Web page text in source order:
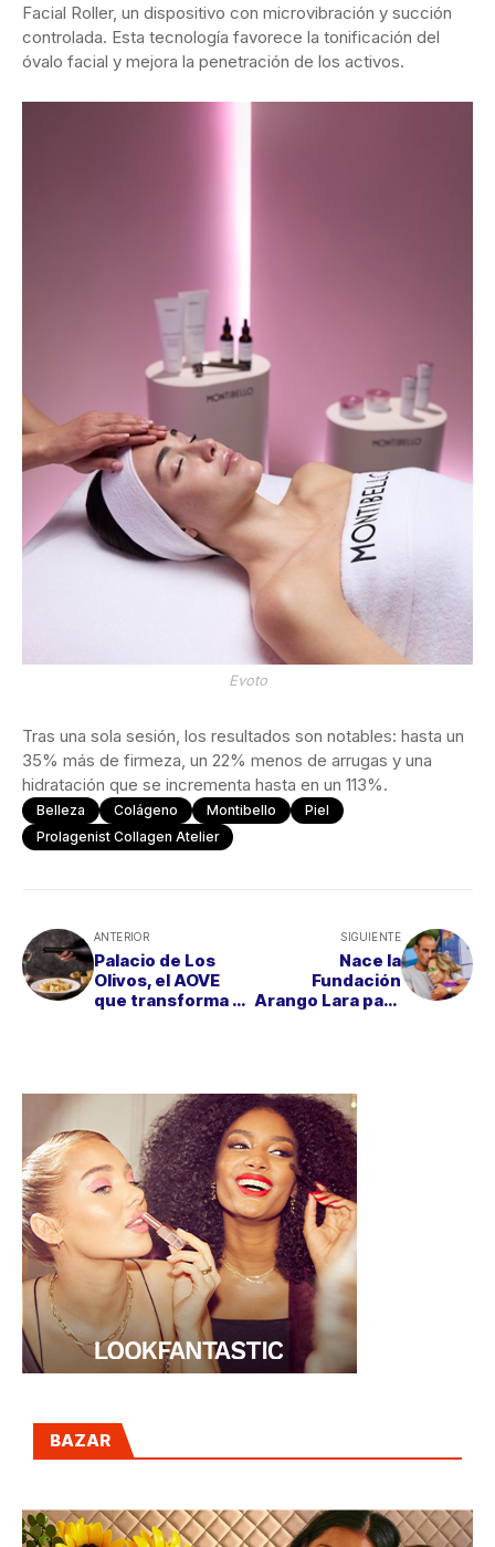
Facial Roller, un dispositivo con microvibración y succión
controlada. Esta tecnología favorece la tonificación del
óvalo facial y mejora la penetración de los activos.
Evoto
Tras una sola sesión, los resultados son notables: hasta un
35% más de firmeza, un 22% menos de arrugas y una
hidratación que se incrementa hasta en un 113%.
Belleza Colágeno Montibello
Piel
Prolagenist Collagen Atelier
ANTERIOR
Palacio de Los
Olivos, el AOVE
que transforma la
SIGUIENTE
Nace la
Fundación
Arango Lara para
BAZAR